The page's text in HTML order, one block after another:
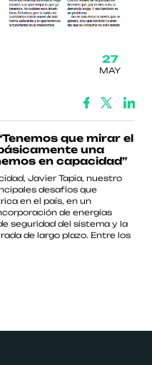
27
MAY
que mirar el
una
en capacidad”
Javier Tapia, nuestro
desafíos que
en el país, en un
de energías
seguridad del sistema y la
de largo plazo. Entre los